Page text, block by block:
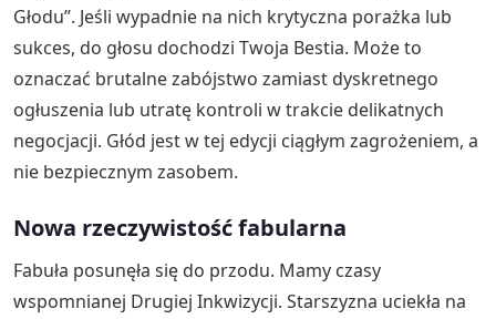
Głodu”. Jeśli wypadnie na nich krytyczna porażka lub
sukces, do głosu dochodzi Twoja Bestia. Może to
oznaczać brutalne zabójstwo zamiast dyskretnego
ogłuszenia lub utratę kontroli w trakcie delikatnych
negocjacji. Głód jest w tej edycji ciągłym zagrożeniem, a
nie bezpiecznym zasobem.
Nowa rzeczywistość fabularna
Fabuła posunęła się do przodu. Mamy czasy
wspomnianej Drugiej Inkwizycji. Starszyzna uciekła na